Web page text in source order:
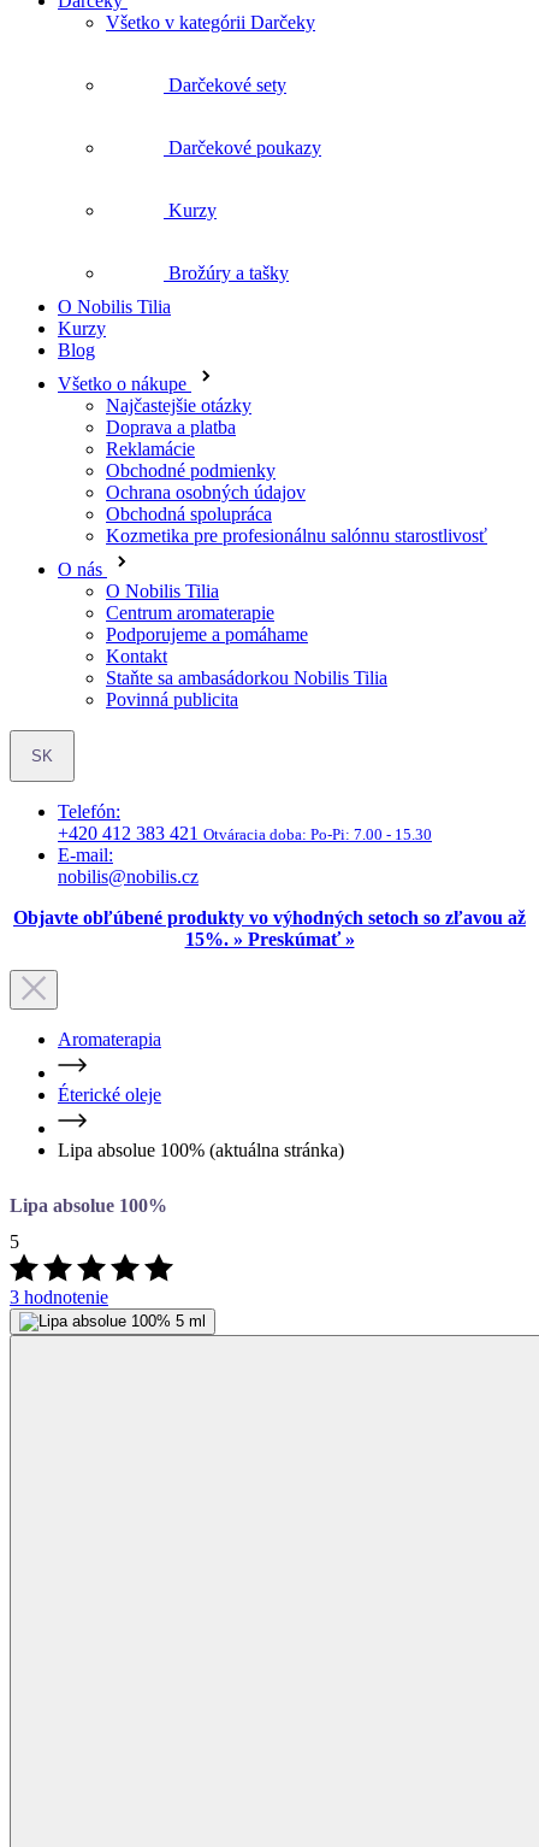
Všetko v kategórii Darčeky
Darčekové sety
Darčekové poukazy
Kurzy
Brožúry a tašky
O Nobilis Tilia
Kurzy
Blog
Všetko o nákupe
Najčastejšie otázky
Doprava a platba
Reklamácie
Obchodné podmienky
Ochrana osobných údajov
Obchodná spolupráca
Kozmetika pre profesionálnu salónnu starostlivosť
O nás
O Nobilis Tilia
Centrum aromaterapie
Podporujeme a pomáhame
Kontakt
Staňte sa ambasádorkou Nobilis Tilia
Povinná publicita
SK
Telefón:
+420 412 383 421 Otváracia doba: Po-Pi: 7.00 - 15.30
E-mail:
nobilis@nobilis.cz
Objavte obľúbené produkty vo výhodných setoch so zľavou až
15%. » Preskúmať »
Aromaterapia
Éterické oleje
Lipa absolue 100% (aktuálna stránka)
Lipa absolue 100%
5
3 hodnotenie